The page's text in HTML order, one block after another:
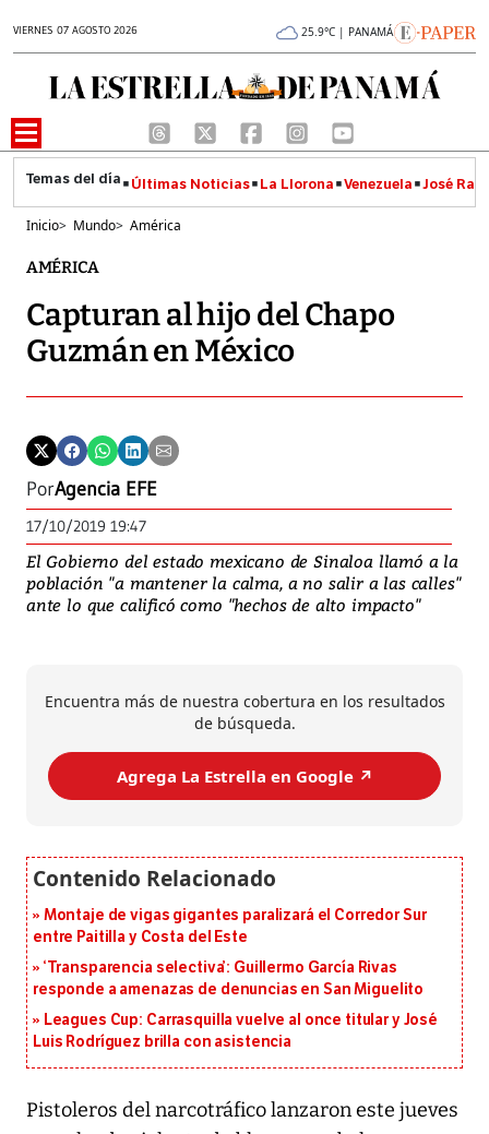
VIERNES 07 AGOSTO 2026 25.9°C | PANAMÁ
Últimas Noticias La Llorona Venezuela José
Inicio> Mundo> América
AMÉRICA
Capturan al hijo del Chapo
Guzmán en México
PorAgencia EFE
17/10/2019 19:47
El Gobierno del estado mexicano de Sinaloa llamó a la
población "a mantener la calma, a no salir a las calles"
ante lo que calificó como "hechos de alto impacto"
Encuentra más de nuestra cobertura en los resultados
de búsqueda.
Agrega La Estrella en Google ↗️
Montaje de vigas gigantes paralizará el Corredor Sur
entre Paitilla y Costa del Este
‘Transparencia selectiva’: Guillermo García Rivas
responde a amenazas de denuncias en San Miguelito
Leagues Cup: Carrasquilla vuelve al once titular y José
Luis Rodríguez brilla con asistencia
Pistoleros del narcotráfico lanzaron este jueves